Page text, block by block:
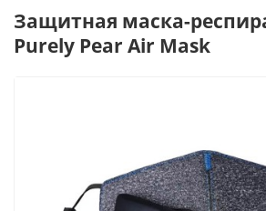
Защитная маска-
Purely Pear Air Mask